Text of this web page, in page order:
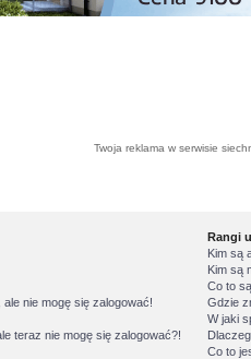
Twoja reklama w serwisie
nie mogę się zalogować!
teraz nie mogę się zalogować?!
Rangi
Kim są
Kim są
Co to
Gdzie
W jaki
Co to